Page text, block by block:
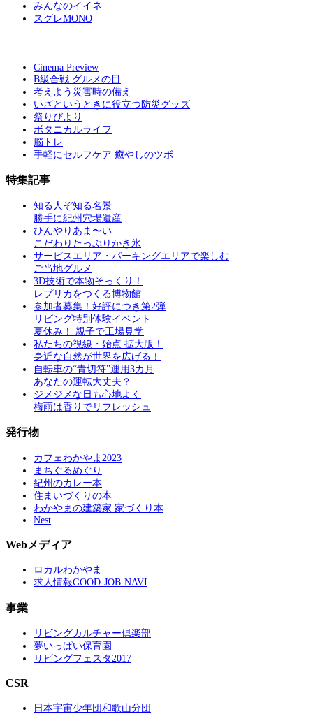
みんなのイイネ
スグレMONO
Cinema Preview
B級合戦 グルメの目
考えよう災害時の備え
いざというときに役立つ防災グッズ
祭りびより
ボタニカルライフ
脳トレ
手軽にセルフケア 癒やしのツボ
特集記事
知る人ぞ知る名景
勝手に紀州穴場遺産
ひんやりあま〜い
こだわりたっぷりかき氷
サービスエリア・パーキングエリアで楽しむ
ご当地グルメ
3D技術で本物そっくり！
レプリカをつくる博物館
参加者募集！好評につき第2弾
リビング特別体験イベント
夏休み！ 親子で工場見学
私たちの視線・始点 拡大版！
身近な自然が世界を広げる！
自転車の“青切符”運用3カ月
あなたの運転大丈夫？
ジメジメな日も心地よく
梅雨は香りでリフレッシュ
発行物
カフェわかやま2023
まちぐるめぐり
紀州のカレー本
住まいづくりの本
わかやまの建築家 家づくり本
Nest
Webメディア
ロカルわかやま
求人情報GOOD-JOB-NAVI
事業
リビングカルチャー倶楽部
夢いっぱい保育園
リビングフェスタ2017
CSR
日本宇宙少年団和歌山分団